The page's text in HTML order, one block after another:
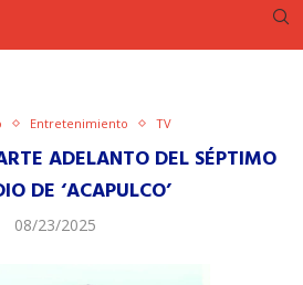
Entretenimiento TV
ADELANTO DEL SÉPTIMO
DE ‘ACAPULCO’
08/23/2025